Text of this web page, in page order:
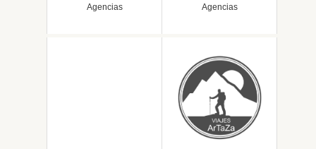
Agencias
Agencias